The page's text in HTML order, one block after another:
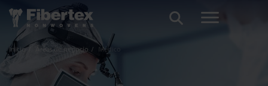
Inicio Áreas de negocio Médico